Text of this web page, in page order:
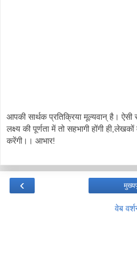
आपकी सार्थक प्रतिक्रिया मूल्यवान् है। ऐसी
लक्ष्य की पूर्णता में तो सहभागी होंगी
करेंगी।। आभार!
‹
वेब